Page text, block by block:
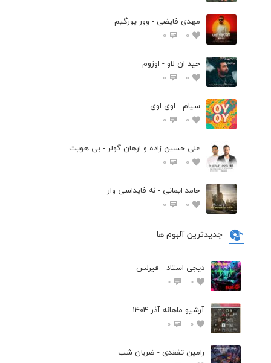
مهدی فایضی - وور یورگیم
0
0
حید ان لاو - اوزوم
0
0
سیام - اوی اوی
0
0
علی حسین زاده و ارهان گولر - بی هویت
0
0
حامد ایمانی - نه فایداسی وار
0
0
جدیدترین آلبوم ها
دیجی استاد - فیرلس
0
0
آرشیو ماهانه آذر 1404 -
0
0
رامین تفقدی - ضربان شب